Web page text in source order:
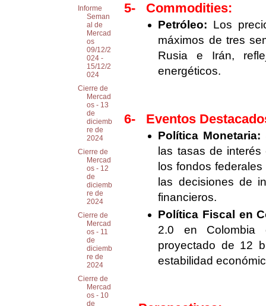
5- Commodities:
Petróleo: Los
máximos de tres
Rusia e Irán,
energéticos.
6- Eventos
Política Monetaria:
las tasas de
los fondos
las decisiones de
financieros.
Política Fiscal en
2.0 en Colombia
proyectado de 12
estabilidad
Informe
Seman
al de
Mercad
os
09/12/2
024 -
15/12/2
024
Cierre de
Mercad
os - 13
de
diciemb
re de
2024
Cierre de
Mercad
os - 12
de
diciemb
re de
2024
Cierre de
Mercad
os - 11
de
diciemb
re de
2024
Cierre de
Mercad
os - 10
de